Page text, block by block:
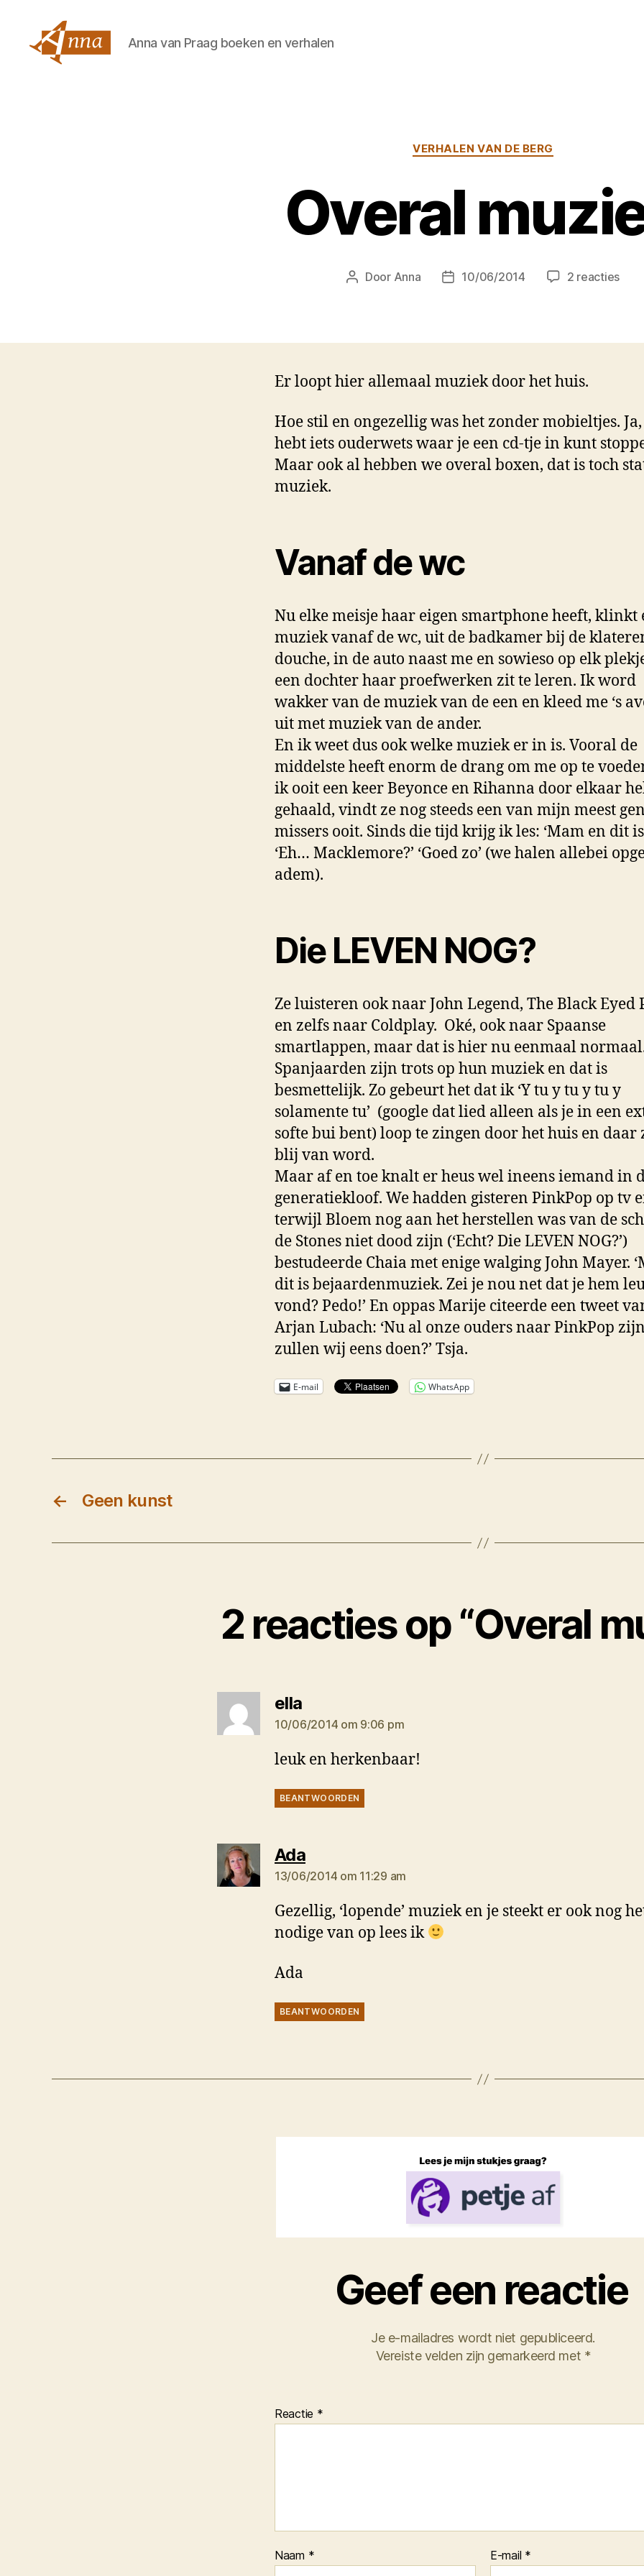
Anna van Praag boeken en verhalen
Categorieën
VERHALEN VAN DE BERG
Overal
Berichtauteur
Door Anna Berichtdatum
10/06/2014 2 reactiesop
Er loopt hier allemaal muziek door het huis.
Hoe stil en ongezellig was het zonder mobieltjes.
hebt iets ouderwets waar je een cd-tje in kunt
Maar ook al hebben we overal boxen, dat is toch
muziek.
Vanaf de wc
Nu elke meisje haar eigen smartphone heeft, klinkt
muziek vanaf de wc, uit de badkamer bij de
douche, in de auto naast me en sowieso op elk
een dochter haar proefwerken zit te leren. Ik word
wakker van de muziek van de een en kleed me ‘s
uit met muziek van de ander.
En ik weet dus ook welke muziek er in is. Vooral de
middelste heeft enorm de drang om me op te
ik ooit een keer Beyonce en Rihanna door elkaar
gehaald, vindt ze nog steeds een van mijn meest
missers ooit. Sinds die tijd krijg ik les: ‘Mam en dit
‘Eh… Macklemore?’ ‘Goed zo’ (we halen allebei
adem).
Die LEVEN NOG?
Ze luisteren ook naar John Legend, The Black Eyed
en zelfs naar Coldplay. Oké, ook naar Spaanse
smartlappen, maar dat is hier nu eenmaal
Spanjaarden zijn trots op hun muziek en dat is
besmettelijk. Zo gebeurt het dat ik ‘Y tu y tu y tu y
solamente tu’ (google dat lied alleen als je in een
softe bui bent) loop te zingen door het huis en daar
blij van word.
Maar af en toe knalt er heus wel ineens iemand in
generatiekloof. We hadden gisteren PinkPop op tv
terwijl Bloem nog aan het herstellen was van de
de Stones niet dood zijn (‘Echt? Die LEVEN NOG?’)
bestudeerde Chaia met enige walging John Mayer.
dit is bejaardenmuziek. Zei je nou net dat je hem
vond? Pedo!’ En oppas Marije citeerde een tweet
Arjan Lubach: ‘Nu al onze ouders naar PinkPop
zullen wij eens doen?’ Tsja.
E-mail WhatsApp
← Geen kunst
2 reacties op “Overal
ellazegt:
10/06/2014 om 9:06 pm
leuk en herkenbaar!
BEANTWOORDEN
Adazegt:
13/06/2014 om 11:29 am
Gezellig, ‘lopende’ muziek en je steekt er ook nog
nodige van op lees ik
Ada
BEANTWOORDEN
Geef een reactie
Je e-mailadres wordt niet gepubliceerd.
Vereiste velden zijn gemarkeerd met *
Reactie *
Naam * E-mail *